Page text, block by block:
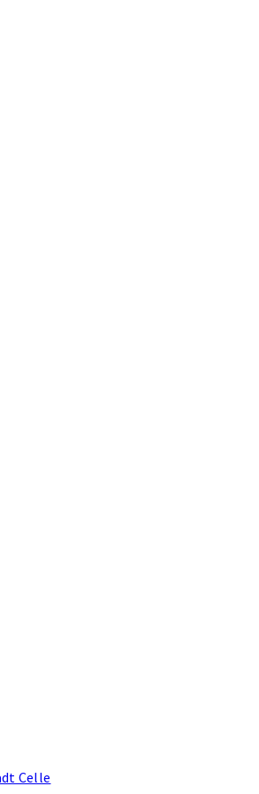
Celle